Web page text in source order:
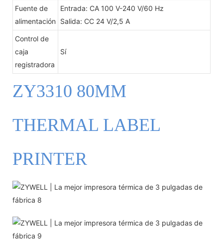
Fuente de
alimentación
Entrada: CA 100 V-240 V/60 Hz
Salida: CC 24 V/2,5 A
Control de
caja
registradora
Sí
ZY3310 80MM
THERMAL LABEL
PRINTER